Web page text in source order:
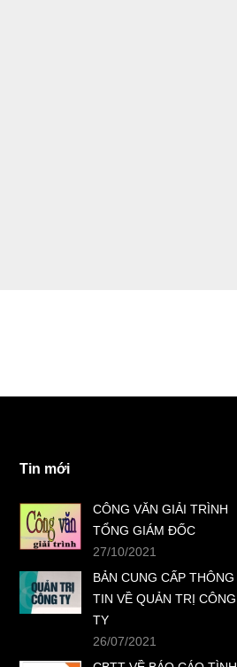
Tin mới
CÔNG VĂN GIẢI TRÌNH
TỔNG GIÁM ĐỐC
27/10/2021
BẢN CUNG CẤP THÔNG
TIN VỀ QUẢN TRỊ CÔNG
TY
26/07/2021